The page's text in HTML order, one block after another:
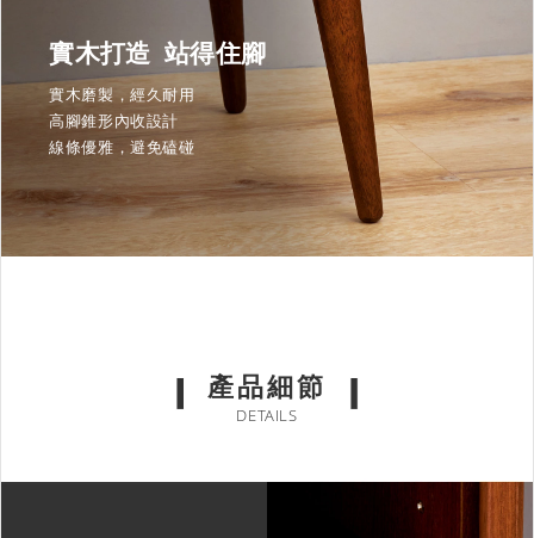
實木打造 站得住腳
實木磨製，經久耐用
高腳錐形內收設計
線條優雅，避免磕碰
產品細節
DETAILS